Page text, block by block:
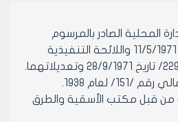
المحلية الصادر بالمرسوم
التشريعي رقم /15/ تاريخ 11/5/1971 واللائحة التنفيذية
لعام 1938.
من قبل مكتب الأسقية والطرق